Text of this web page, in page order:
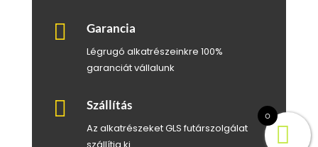
 Garancia
Légrugó alkatrészeinkre 100%
garanciát vállalunk
 Szállítás
Az alkatrészeket GLS futárszolgálat
szállítja ki
0